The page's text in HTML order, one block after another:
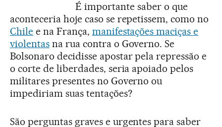
É importante saber o que
aconteceria hoje caso se repetissem, como no
Chilee na França, manifestações maciças e
violentasna rua contra o Governo. Se
Bolsonaro decidisse apostar pela repressão e
o corte de liberdades, seria apoiado pelos
militares presentes no Governo ou
impediriam suas tentações?
São perguntas graves e urgentes para saber